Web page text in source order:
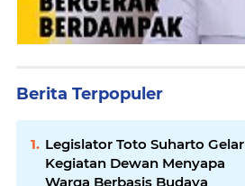
Berita Terpopuler
Legislator Toto Suharto Gelar
Kegiatan Dewan Menyapa
Warga Berbasis Budaya